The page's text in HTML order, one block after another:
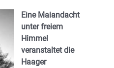
Eine Maiandacht
unter freiem
Himmel
veranstaltet die
Haager